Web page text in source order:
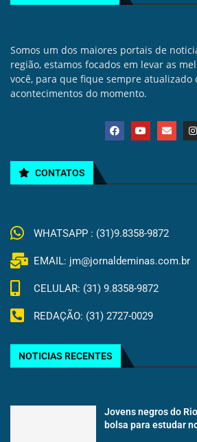
Somos um dos maiores portais de
região, estamos focados em levar as
você, para que fique sempre atualizado
acontecimentos do momento.
CONTATOS
WHATSAPP : (31)9.8358-9872
EMAIL: jm@jornaldeminas.com.br
CELULAR: (31) 9.8358-9872
REDAÇÃO: (31) 2727-0029
NOTICIAS RECENTES
Jovens negros do
bolsa para estudar